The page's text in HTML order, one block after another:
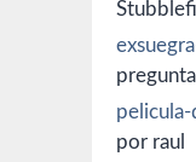
pelicula-
por raul